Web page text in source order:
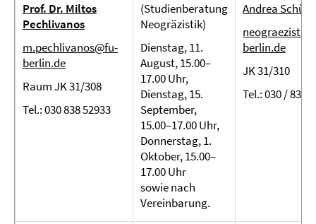
Prof. Dr. Miltos
Pechlivanos
m.pechlivanos@fu-
berlin.de
Raum JK 31/308
Tel.: 030 838 52933
(Studienberatung
Neogräzistik)
Dienstag, 11.
August, 15.00–
17.00 Uhr,
Dienstag, 15.
September,
15.00–17.00 Uhr,
Donnerstag, 1.
Oktober, 15.00–
17.00 Uhr
sowie nach
Vereinbarung.
Andrea Schütz
berlin.de
JK 31/310
Tel.: 030 / 838